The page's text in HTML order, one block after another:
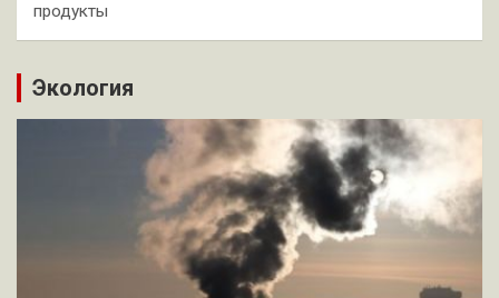
продукты
Экология